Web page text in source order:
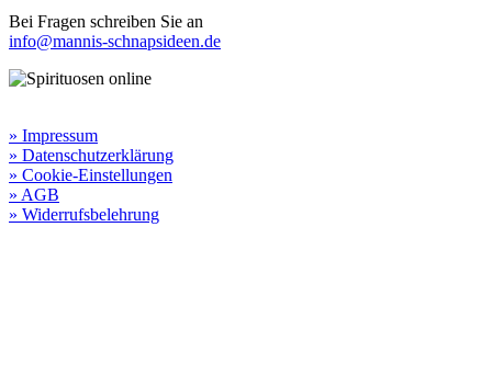
Bei Fragen schreiben Sie an
info@mannis-schnapsideen.de
» Impressum
» Datenschutzerklärung
» Cookie-Einstellungen
» AGB
» Widerrufsbelehrung